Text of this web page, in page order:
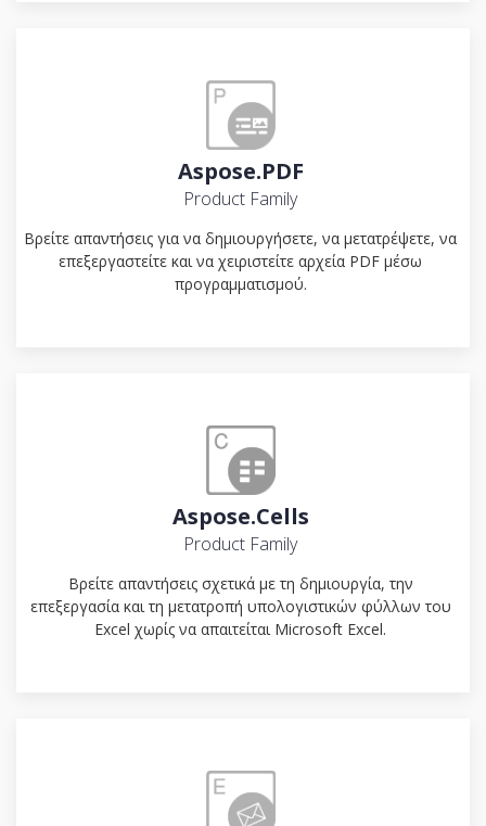
Aspose.PDF
Product Family
Βρείτε απαντήσεις για να δημιουργήσετε, να μετατρέψετε, να
επεξεργαστείτε και να χειριστείτε αρχεία PDF μέσω
προγραμματισμού.
Aspose.Cells
Product Family
Βρείτε απαντήσεις σχετικά με τη δημιουργία, την
επεξεργασία και τη μετατροπή υπολογιστικών φύλλων του
Excel χωρίς να απαιτείται Microsoft Excel.